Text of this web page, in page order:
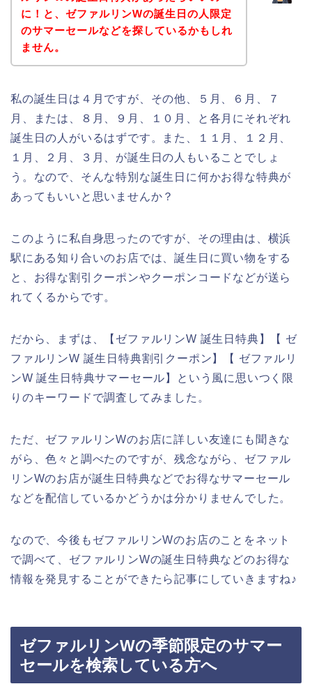
に！と、ゼファルリンWの誕生日の人限定
のサマーセールなどを探しているかもしれ
ません。
私の誕生日は４月ですが、その他、５月、６月、７
月、または、８月、９月、１０月、と各月にそれぞれ
誕生日の人がいるはずです。また、１１月、１２月、
１月、２月、３月、が誕生日の人もいることでしょ
う。なので、そんな特別な誕生日に何かお得な特典が
あってもいいと思いませんか？
このように私自身思ったのですが、その理由は、横浜
駅にある知り合いのお店では、誕生日に買い物をする
と、お得な割引クーポンやクーポンコードなどが送ら
れてくるからです。
だから、まずは、【ゼファルリンW 誕生日特典】【 ゼ
ファルリンW 誕生日特典割引クーポン】【 ゼファルリ
ンW 誕生日特典サマーセール】という風に思いつく限
りのキーワードで調査してみました。
ただ、ゼファルリンWのお店に詳しい友達にも聞きな
がら、色々と調べたのですが、残念ながら、ゼファル
リンWのお店が誕生日特典などでお得なサマーセール
などを配信しているかどうかは分かりませんでした。
なので、今後もゼファルリンWのお店のことをネット
で調べて、ゼファルリンWの誕生日特典などのお得な
情報を発見することができたら記事にしていきますね♪
ゼファルリンWの季節限定のサマー
セールを検索している方へ